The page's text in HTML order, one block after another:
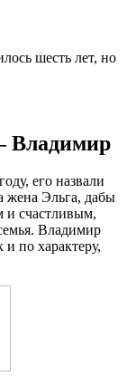
шесть лет, но
Владимир
его назвали
жена Эльга, дабы
и счастливым,
Владимир
по характеру,